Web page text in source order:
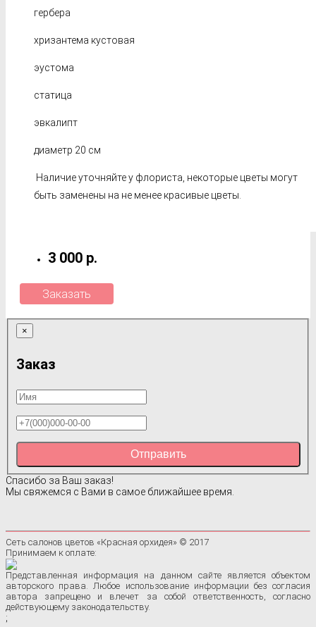
гербера
хризантема кустовая
эустома
статица
эвкалипт
диаметр 20 см
Наличие уточняйте у флориста, некоторые цветы могут
быть заменены на не менее красивые цветы.
3 000 р.
Заказать
×
Заказ
Отправить
Спасибо за Ваш заказ!
Мы свяжемся с Вами в самое ближайшее время.
Сеть салонов цветов «Красная орхидея» © 2017
Принимаем к оплате:
Представленная информация на данном сайте является объектом
авторского права. Любое использование информации без согласия
автора запрещено и влечет за собой ответственность, согласно
действующему законодательству.
;